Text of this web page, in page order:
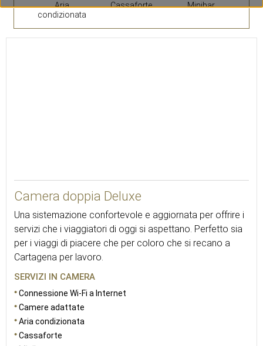
Aria
condizionata
Cassaforte Minibar
Camera doppia Deluxe
Una sistemazione confortevole e aggiornata per offrire i
servizi che i viaggiatori di oggi si aspettano. Perfetto sia
per i viaggi di piacere che per coloro che si recano a
Cartagena per lavoro.
SERVIZI IN CAMERA
Connessione Wi-Fi a Internet
Camere adattate
Aria condizionata
Cassaforte